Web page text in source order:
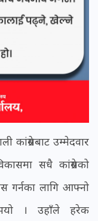
कांग्रेसबाट उम्मेदवार
सधै कांग्रेसको
गर्नका लागि आफ्नो
। उहाँले हरेक